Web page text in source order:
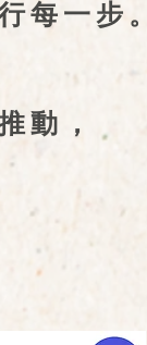
每一步。
動，